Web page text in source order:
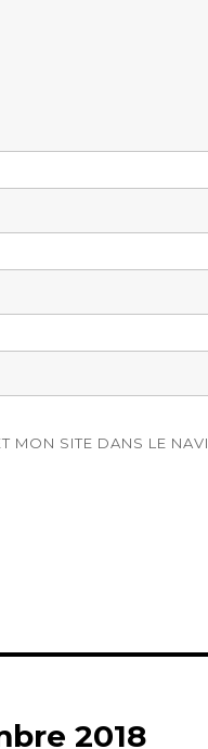
MON SITE DANS LE
2018